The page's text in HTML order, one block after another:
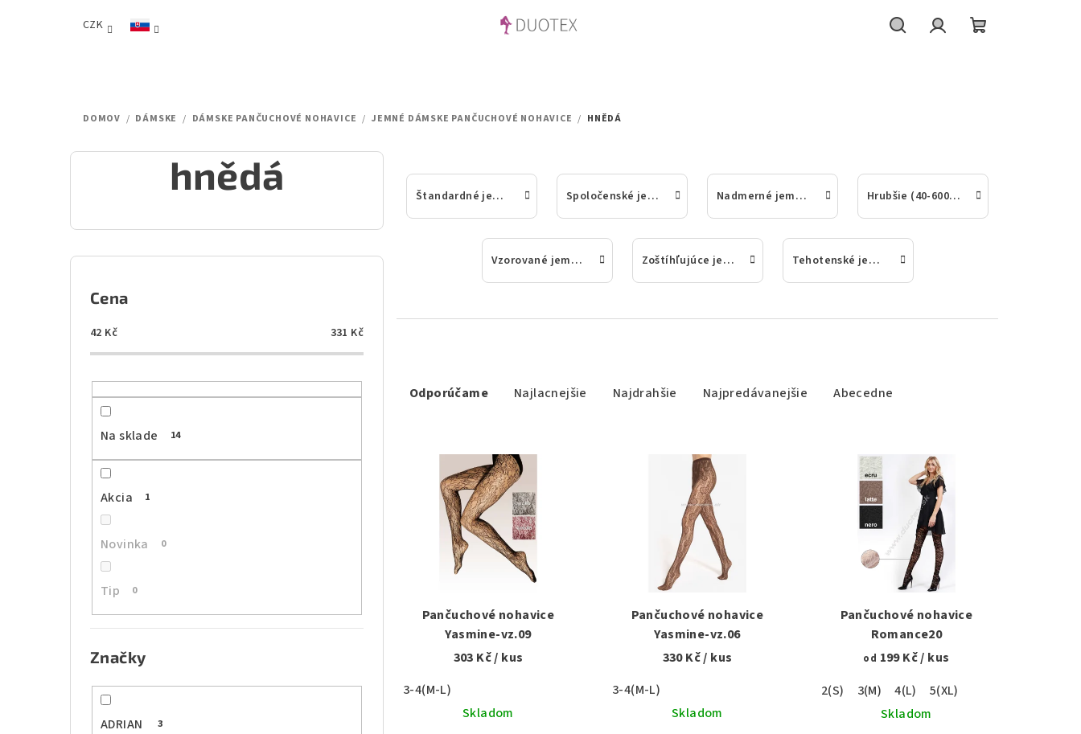
CZK
DOMOV / DÁMSKE / DÁMSKE PANČUCHOVÉ NOHAVICE / JEMNÉ DÁMSKE PANČUCHOVÉ NOHAVICE / HNĚDÁ
hnědá
Cena
42 Kč 331 Kč
Na sklade 14
Akcia 1
Novinka 0
Tip 0
Značky
ADRIAN 3
Štandardné jemné dámske pančuchové nohavice Spoločenské jemné dámske pančuchové nohavice Nadmerné jemné dámske pančuchové nohavice Hrubšie (40-600den) jemné dámske pančuchové nohavice
Vzorované jemné dámske pančuchové nohavice Zoštíhľujúce jemné dámske pančuchové nohavice Tehotenské jemné dámske pančuchové nohavice
a
d
Odporúčame Najlacnejšie Najdrahšie Najpredávanejšie Abecedne
d
Pančuchové nohavice
Yasmine-vz.09
303 Kč/ kus
3-4(M-L)
Skladom
Pančuchové nohavice
Yasmine-vz.06
330 Kč/ kus
3-4(M-L)
Skladom
Pančuchové nohavice
Romance20
od 199 Kč/ kus
2(S)
3(M) 4(L)
5(XL)
Skladom